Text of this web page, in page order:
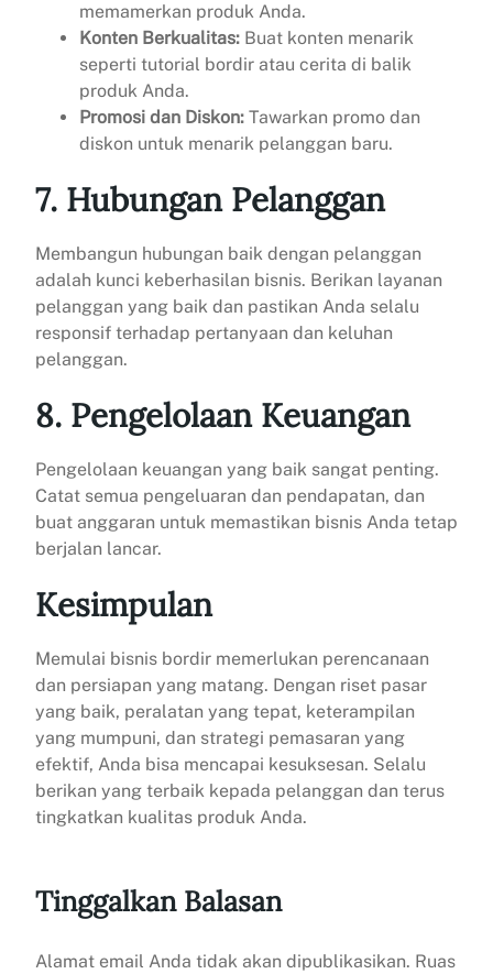
memamerkan produk Anda.
Konten Berkualitas: Buat konten menarik
seperti tutorial bordir atau cerita di balik
produk Anda.
Promosi dan Diskon: Tawarkan promo dan
diskon untuk menarik pelanggan baru.
7. Hubungan Pelanggan
Membangun hubungan baik dengan pelanggan
adalah kunci keberhasilan bisnis. Berikan layanan
pelanggan yang baik dan pastikan Anda selalu
responsif terhadap pertanyaan dan keluhan
pelanggan.
8. Pengelolaan Keuangan
Pengelolaan keuangan yang baik sangat penting.
Catat semua pengeluaran dan pendapatan, dan
buat anggaran untuk memastikan bisnis Anda tetap
berjalan lancar.
Kesimpulan
Memulai bisnis bordir memerlukan perencanaan
dan persiapan yang matang. Dengan riset pasar
yang baik, peralatan yang tepat, keterampilan
yang mumpuni, dan strategi pemasaran yang
efektif, Anda bisa mencapai kesuksesan. Selalu
berikan yang terbaik kepada pelanggan dan terus
tingkatkan kualitas produk Anda.
Tinggalkan Balasan
Alamat email Anda tidak akan dipublikasikan. Ruas